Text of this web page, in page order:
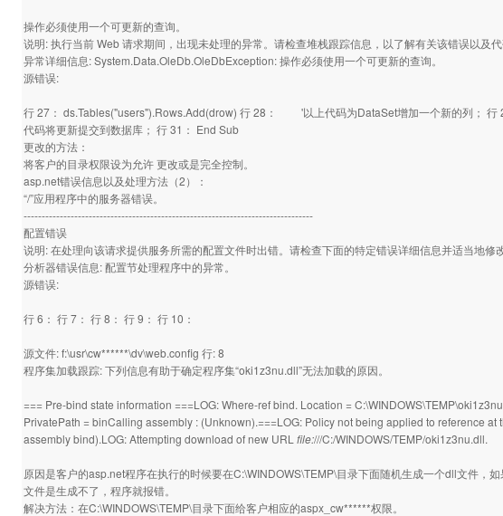
操作必须使用一个可更新的查询。
说明: 执行当前 Web 请求期间，出现未处理的异常。请检查堆栈跟踪信息，以了解有关该错误以及代
异常详细信息: System.Data.OleDb.OleDbException: 操作必须使用一个可更新的查询。
源错误:
行 27： ds.Tables("users").Rows.Add(drow) 行 28： '以上代码为DataSet增加一个新的列；
代码将更新提交到数据库； 行 31： End Sub
更改的方法：
将客户的目录权限设为允许 更改或是完全控制。
asp.net错误信息以及处理方法（2）：
“/”应用程序中的服务器错误。
--------------------------------------------------------------------------------
配置错误
说明: 在处理向该请求提供服务所需的配置文件时出错。请检查下面的特定错误详细信息并适当地修
分析器错误信息: 配置节处理程序中的异常。
源错误:
行 6： 行 7： 行 8： 行 9： 行 10：
源文件: f:\usr\cw******\dv\web.config 行: 8
程序集加载跟踪: 下列信息有助于确定程序集“oki1z3nu.dll”无法加载的原因。
=== Pre-bind state information ===LOG: Where-ref bind. Location =
PrivatePath = binCalling assembly : (Unknown).===LOG: Policy not being applied to reference
assembly bind).LOG: Attempting download of new URL file:///C:/WINDOWS/TEMP/oki1z3nu.dll.
原因是客户的asp.net程序在执行的时候要在C:\WINDOWS\TEMP\目录下面随机生成一个dll文件，
文件是生成不了，程序就报错。
解决方法：在C:\WINDOWS\TEMP\目录下面给客户相应的aspx_cw******权限。